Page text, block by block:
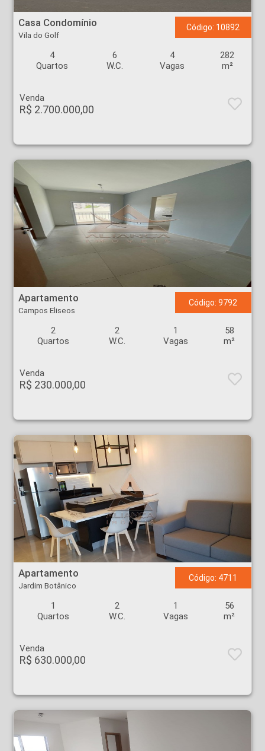
Casa Condomínio
Vila do Golf
Código: 10892
4
Quartos
6
W.C.
4
Vagas
282
m²
Venda
R$ 2.700.000,00
Apartamento - Campos Eliseos - Ribeirão Preto
Apartamento
Campos Eliseos
Código: 9792
2
Quartos
2
W.C.
1
Vagas
58
m²
Venda
R$ 230.000,00
Apartamento - Jardim Botânico - Ribeirão Preto
Apartamento
Jardim Botânico
Código: 4711
1
Quartos
2
W.C.
1
Vagas
56
m²
Venda
R$ 630.000,00